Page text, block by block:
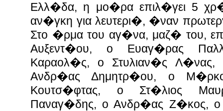
Ελλ�δα, η μο�ρα επιλ�γει 5
αν�γκη για λευτερι�, �ναν
Στο �ρμα του αγ�να, μαζ� του,
Αυξεντ�ου, ο Ευαγ�ρας
Καραολ�ς, ο Στυλιαν�ς
Ανδρ�ας Δημητρ�ου, ο
Κουτσ�φτας, ο Στ�λιος
Παναγ�δης, ο Ανδρ�ας Ζ�κος, ο